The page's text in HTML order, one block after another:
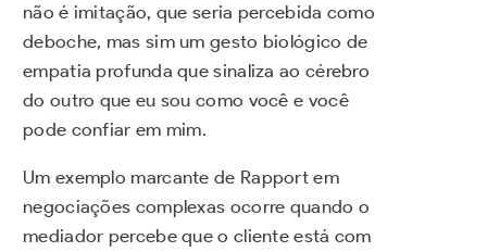
não é imitação, que seria percebida como
deboche, mas sim um gesto biológico de
empatia profunda que sinaliza ao cérebro
do outro que eu sou como você e você
pode confiar em mim.
Um exemplo marcante de Rapport em
negociações complexas ocorre quando o
mediador percebe que o cliente está com